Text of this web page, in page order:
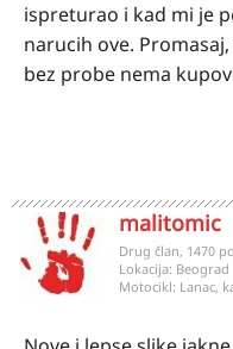
ispreturao i kad mi je
narucih ove.
bez probe nema
malitomic
Drug član, 1470
Lokacija: Beograd
Motocikl: Lanac,